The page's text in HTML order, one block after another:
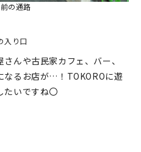
の通路
入り口
んや古民家カフェ、バー、
なるお店が…！TOKOROに遊
たいですね〇